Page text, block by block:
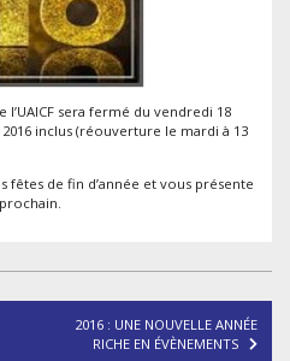
sera fermé du vendredi 18
inclus (réouverture le mardi à 13
fêtes de fin d’année et vous présente
2016 : UNE NOUVELLE ANNÉE
RICHE EN ÉVÈNEMENTS